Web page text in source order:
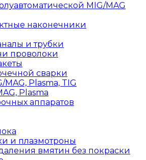
MIG/MAG
наконечники
и трубки
проволоки
сварки
Plasma, TIG
Plasma
аппаратов
и плазмотроны
вмятин без покраски